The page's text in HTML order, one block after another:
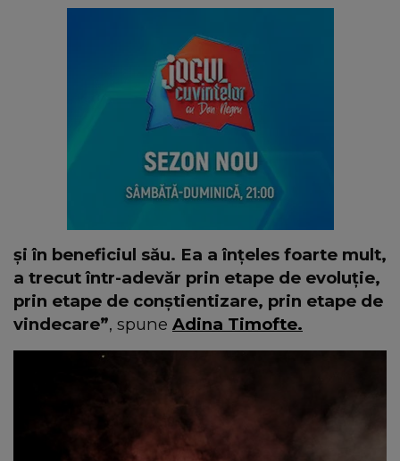
și în beneficiul său. Ea a înțeles foarte mult,
a trecut într-adevăr prin etape de evoluție,
prin etape de conștientizare, prin etape de
vindecare”, spune Adina Timofte.